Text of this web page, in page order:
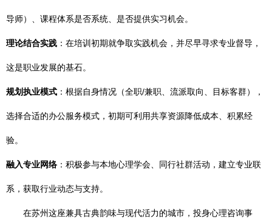
导师）、课程体系是否系统、是否提供实习机会。
理论结合实践 ：在培训初期就争取实践机会，并尽早寻求专业督导，
这是职业发展的基石。
规划执业模式 ：根据自身情况（全职/兼职、流派取向、目标客群），
选择合适的办公服务模式，初期可利用共享资源降低成本、积累经
验。
融入专业网络 ：积极参与本地心理学会、同行社群活动，建立专业联
系，获取行业动态与支持。
在苏州这座兼具古典韵味与现代活力的城市，投身心理咨询事